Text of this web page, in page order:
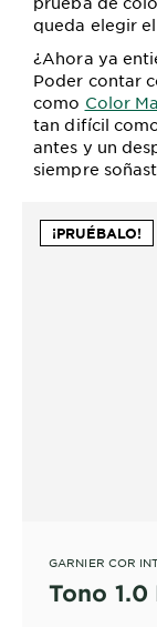
queda elegir
¿Ahora ya
Poder contar
como Color
tan difícil
antes y un
siempre
¡PRUÉBALO!
GARNIER COR
Tono